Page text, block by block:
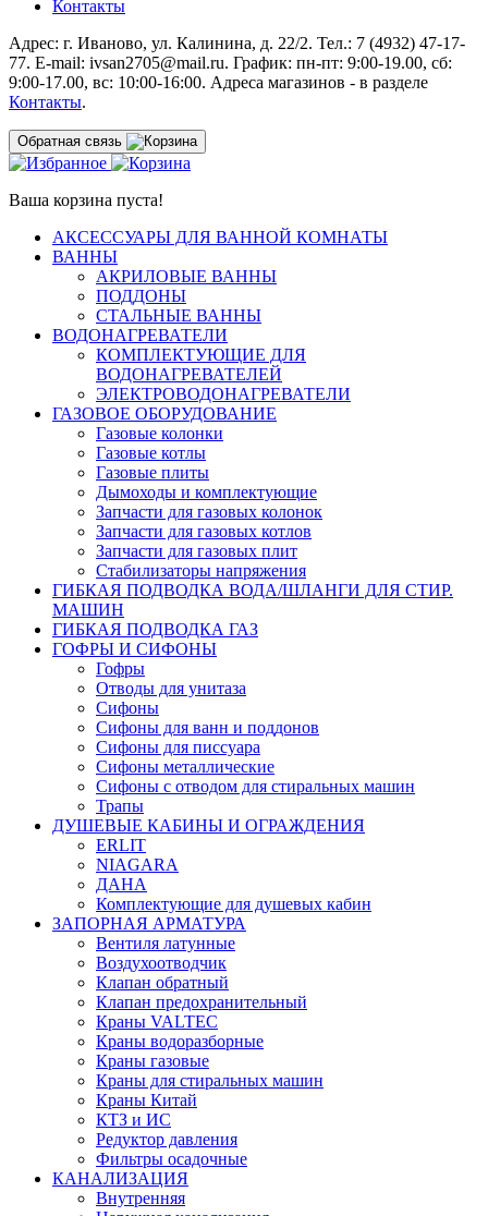
Контакты
Адрес: г. Иваново, ул. Калинина, д. 22/2. Тел.: 7 (4932) 47-17-
77. E-mail: ivsan2705@mail.ru. График: пн-пт: 9:00-19.00, сб:
9:00-17.00, вс: 10:00-16:00. Адреса магазинов - в разделе
Контакты.
Обратная связь
Ваша корзина пуста!
АКСЕССУАРЫ ДЛЯ ВАННОЙ КОМНАТЫ
ВАННЫ
АКРИЛОВЫЕ ВАННЫ
ПОДДОНЫ
СТАЛЬНЫЕ ВАННЫ
ВОДОНАГРЕВАТЕЛИ
КОМПЛЕКТУЮЩИЕ ДЛЯ
ВОДОНАГРЕВАТЕЛЕЙ
ЭЛЕКТРОВОДОНАГРЕВАТЕЛИ
ГАЗОВОЕ ОБОРУДОВАНИЕ
Газовые колонки
Газовые котлы
Газовые плиты
Дымоходы и комплектующие
Запчасти для газовых колонок
Запчасти для газовых котлов
Запчасти для газовых плит
Стабилизаторы напряжения
ГИБКАЯ ПОДВОДКА ВОДА/ШЛАНГИ ДЛЯ СТИР.
МАШИН
ГИБКАЯ ПОДВОДКА ГАЗ
ГОФРЫ И СИФОНЫ
Гофры
Отводы для унитаза
Сифоны
Сифоны для ванн и поддонов
Сифоны для писсуара
Сифоны металлические
Сифоны с отводом для стиральных машин
Трапы
ДУШЕВЫЕ КАБИНЫ И ОГРАЖДЕНИЯ
ERLIT
NIAGARA
ДАНА
Комплектующие для душевых кабин
ЗАПОРНАЯ АРМАТУРА
Вентиля латунные
Воздухоотводчик
Клапан обратный
Клапан предохранительный
Краны VALTEC
Краны водоразборные
Краны газовые
Краны для стиральных машин
Краны Китай
КТЗ и ИС
Редуктор давления
Фильтры осадочные
КАНАЛИЗАЦИЯ
Внутренняя